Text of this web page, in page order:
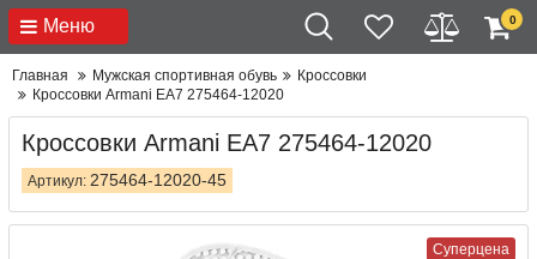
Меню 0
Главная Мужская спортивная обувь
Кроссовки
Кроссовки Armani EA7 275464-12020
Кроссовки Armani EA7 275464-12020
Артикул: 275464-12020-45
Суперцена